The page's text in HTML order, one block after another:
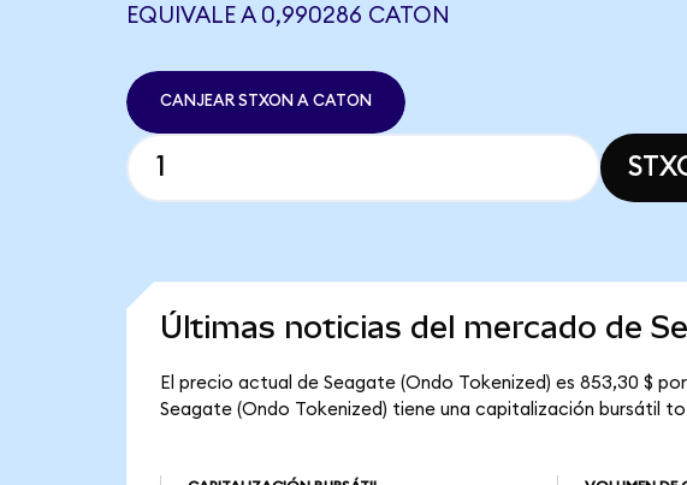
EQUIVALE A 0,990286 CATON
CANJEAR STXON A CATON
Últimas noticias del mercado de
El precio actual de Seagate (Ondo Tokenized) es 853,30 $
Seagate (Ondo Tokenized) tiene una capitalización bursátil